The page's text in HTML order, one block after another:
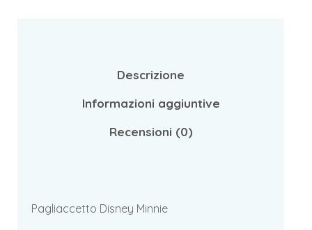
Descrizione
Informazioni aggiuntive
Recensioni (0)
Pagliaccetto Disney Minnie